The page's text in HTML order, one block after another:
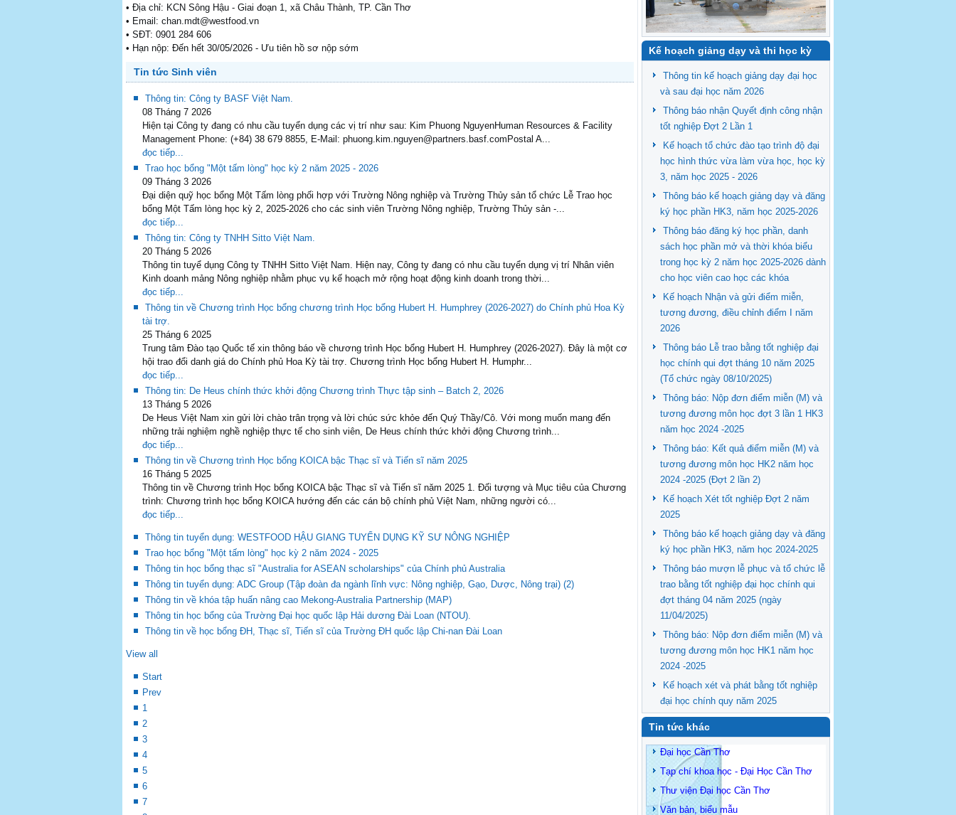
• Địa chỉ: KCN Sông Hậu - Giai đoạn 1, xã Châu Thành, TP. Cần Thơ
• Email: chan.mdt@westfood.vn
• SĐT: 0901 284 606
• Hạn nộp: Đến hết 30/05/2026 - Ưu tiên hồ sơ nộp sớm
Tin tức Sinh viên
Thông tin: Công ty BASF Việt Nam.
08 Tháng 7 2026
Hiện tại Công ty đang có nhu cầu tuyển dụng các vị trí như sau: Kim Phuong NguyenHuman Resources & Facility
Management Phone: (+84) 38 679 8855, E-Mail: phuong.kim.nguyen@partners.basf.comPostal A...
đọc tiếp...
Trao học bổng "Một tấm lòng" học kỳ 2 năm 2025 - 2026
09 Tháng 3 2026
Đại diện quỹ học bổng Một Tấm lòng phối hợp với Trường Nông nghiệp và Trường Thủy sản tổ chức Lễ Trao học
bổng Một Tấm lòng học kỳ 2, 2025-2026 cho các sinh viên Trường Nông nghiệp, Trường Thủy sản -...
đọc tiếp...
Thông tin: Công ty TNHH Sitto Việt Nam.
20 Tháng 5 2026
Thông tin tuyể dụng Công ty TNHH Sitto Việt Nam. Hiện nay, Công ty đang có nhu cầu tuyển dụng vị trí Nhân viên
Kinh doanh mảng Nông nghiệp nhằm phục vụ kế hoạch mở rộng hoạt động kinh doanh trong thời...
đọc tiếp...
Thông tin về Chương trình Học bổng chương trình Học bổng Hubert H. Humphrey (2026-2027) do Chính phủ Hoa Kỳ
tài trợ.
25 Tháng 6 2025
Trung tâm Đào tạo Quốc tế xin thông báo về chương trình Học bổng Hubert H. Humphrey (2026-2027). Đây là một cơ
hội trao đổi danh giá do Chính phủ Hoa Kỳ tài trợ. Chương trình Học bổng Hubert H. Humphr...
đọc tiếp...
Thông tin: De Heus chính thức khởi động Chương trình Thực tập sinh – Batch 2, 2026
13 Tháng 5 2026
De Heus Việt Nam xin gửi lời chào trân trọng và lời chúc sức khỏe đến Quý Thầy/Cô. Với mong muốn mang đến
những trải nghiệm nghề nghiệp thực tế cho sinh viên, De Heus chính thức khởi động Chương trình...
đọc tiếp...
Thông tin về Chương trình Học bổng KOICA bậc Thạc sĩ và Tiến sĩ năm 2025
16 Tháng 5 2025
Thông tin về Chương trình Học bổng KOICA bậc Thạc sĩ và Tiến sĩ năm 2025 1. Đối tượng và Mục tiêu của Chương
trình: Chương trình học bổng KOICA hướng đến các cán bộ chính phủ Việt Nam, những người có...
đọc tiếp...
Thông tin tuyển dụng: WESTFOOD HẬU GIANG TUYỂN DỤNG KỸ SƯ NÔNG NGHIỆP
Trao học bổng "Một tấm lòng" học kỳ 2 năm 2024 - 2025
Thông tin học bổng thạc sĩ "Australia for ASEAN scholarships" của Chính phủ Australia
Thông tin tuyển dụng: ADC Group (Tập đoàn đa ngành lĩnh vực: Nông nghiệp, Gạo, Dược, Nông trại) (2)
Thông tin về khóa tập huấn nâng cao Mekong-Australia Partnership (MAP)
Thông tin học bổng của Trường Đại học quốc lập Hải dương Đài Loan (NTOU).
Thông tin về học bổng ĐH, Thạc sĩ, Tiến sĩ của Trường ĐH quốc lập Chi-nan Đài Loan
View all
Start
Prev
1
2
3
4
5
6
7
Kế hoạch giảng dạy và thi học kỳ
Thông tin kế hoạch giảng dạy đại học
và sau đại học năm 2026
Thông báo nhận Quyết định công nhận
tốt nghiệp Đợt 2 Lần 1
Kế hoạch tổ chức đào tạo trình độ đại
học hình thức vừa làm vừa học, học kỳ
3, năm học 2025 - 2026
Thông báo kế hoạch giảng dạy và đăng
ký học phần HK3, năm học 2025-2026
Thông báo đăng ký học phần, danh
sách học phần mở và thời khóa biểu
trong học kỳ 2 năm học 2025-2026 dành
cho học viên cao học các khóa
Kế hoạch Nhận và gửi điểm miễn,
tương đương, điều chỉnh điểm I năm
2026
Thông báo Lễ trao bằng tốt nghiệp đại
học chính qui đợt tháng 10 năm 2025
(Tổ chức ngày 08/10/2025)
Thông báo: Nộp đơn điểm miễn (M) và
tương đương môn học đợt 3 lần 1 HK3
năm học 2024 -2025
Thông báo: Kết quả điểm miễn (M) và
tương đương môn học HK2 năm học
2024 -2025 (Đợt 2 lần 2)
Kế hoạch Xét tốt nghiệp Đợt 2 năm
2025
Thông báo kế hoạch giảng dạy và đăng
ký học phần HK3, năm học 2024-2025
Thông báo mượn lễ phục và tổ chức lễ
trao bằng tốt nghiệp đại học chính qui
đợt tháng 04 năm 2025 (ngày
11/04/2025)
Thông báo: Nộp đơn điểm miễn (M) và
tương đương môn học HK1 năm học
2024 -2025
Kế hoạch xét và phát bằng tốt nghiệp
đại học chính quy năm 2025
Tin tức khác
Đại học Cần Thơ
Tạp chí khoa học - Đại Học Cần Thơ
Thư viện Đại học Cần Thơ
Văn bản, biểu mẫu